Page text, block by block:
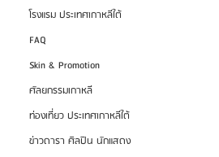
โรงแรม ประเทศเกาหลีใต้
FAQ
Skin & Promotion
ศัลยกรรมเกาหลี
ท่องเที่ยว ประเทศเกาหลีใต้
ข่าวดารา ศิลปิน นักแสดง